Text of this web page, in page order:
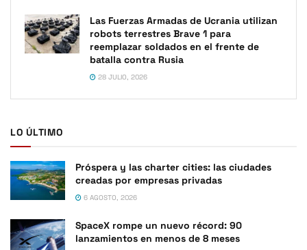
Las Fuerzas Armadas de Ucrania utilizan
robots terrestres Brave 1 para
reemplazar soldados en el frente de
batalla contra Rusia
28 JULIO, 2026
LO ÚLTIMO
Próspera y las charter cities: las ciudades
creadas por empresas privadas
6 AGOSTO, 2026
SpaceX rompe un nuevo récord: 90
lanzamientos en menos de 8 meses